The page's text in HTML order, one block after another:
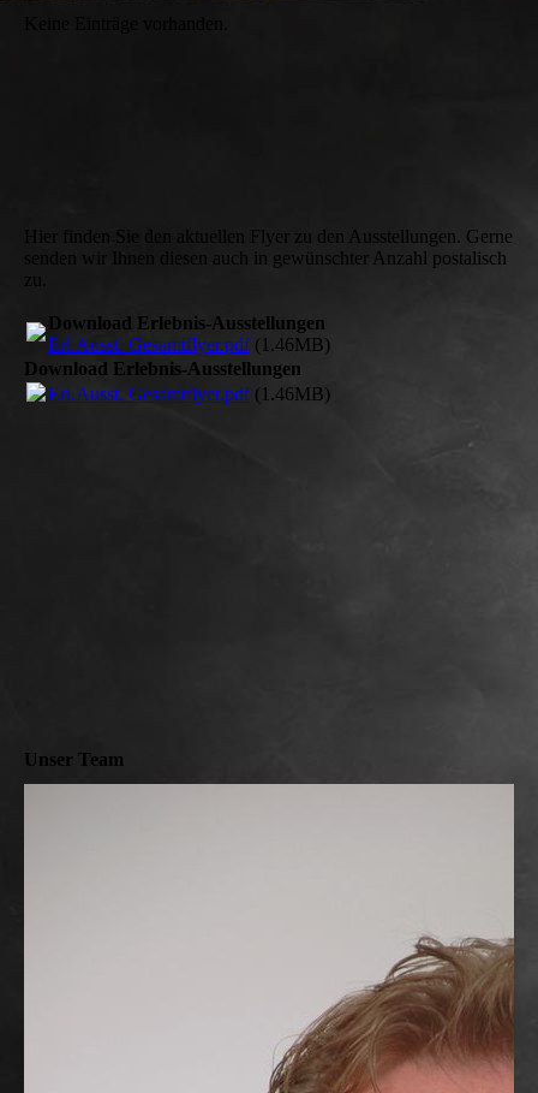
Hier finden Sie den aktuellen Flyer zu den Ausstellungen. Gerne
senden wir Ihnen diesen auch in gewünschter Anzahl postalisch
Download Erlebnis-Ausstellungen
Erl.Ausst. Gesamtflyer.pdf(1.46MB)
Download Erlebnis-Ausstellungen
Erl.Ausst. Gesamtflyer.pdf(1.46MB)
Unser Team